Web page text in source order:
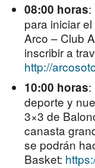
08:00 horas:
para iniciar
Arco – Club
inscribir a
http://
10:00 horas:
deporte y
3×3 de
canasta
se podrán
Basket: